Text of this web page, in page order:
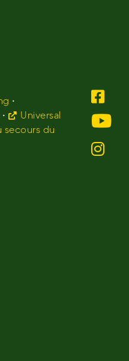
•
•
Universal
secours du